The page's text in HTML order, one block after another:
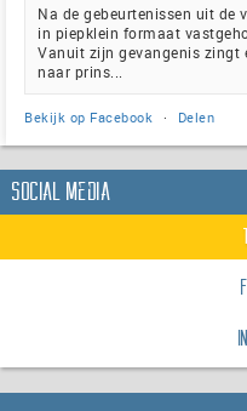
Na de gebeurtenissen uit de
in piepklein formaat
Vanuit zijn gevangenis zingt
naar prins...
Bekijk op Facebook · Delen
Social Media